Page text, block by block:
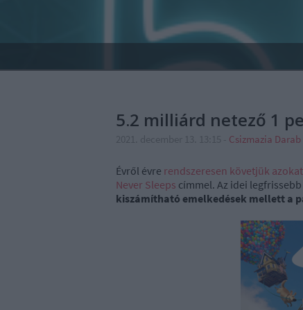
5.2 milliárd netező 1
Csizmazia
Évről évre rendszeresen követjük
Never Sleeps címmel. Az idei
kiszámítható emelkedések mellett a